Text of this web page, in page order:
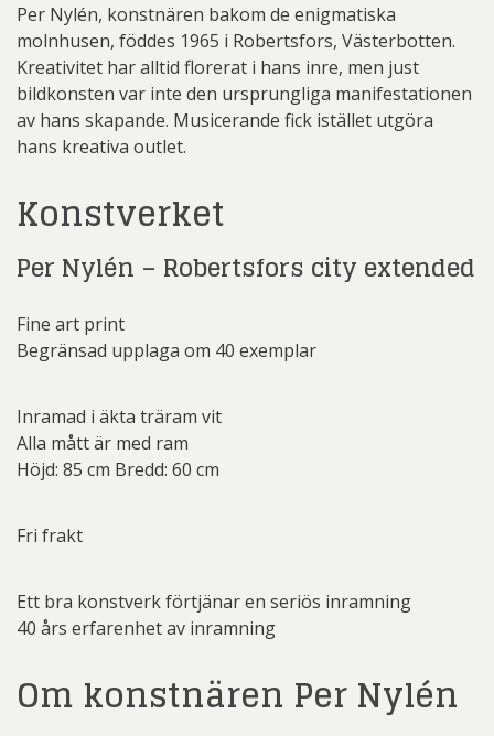
Per Nylén, konstnären bakom de enigmatiska
molnhusen, föddes 1965 i Robertsfors, Västerbotten.
Kreativitet har alltid florerat i hans inre, men just
bildkonsten var inte den ursprungliga manifestationen
av hans skapande. Musicerande fick istället utgöra
hans kreativa outlet.
Konstverket
Per Nylén – Robertsfors city extended
Fine art print
Begränsad upplaga om 40 exemplar
Inramad i äkta träram vit
Alla mått är med ram
Höjd: 85 cm Bredd: 60 cm
Fri frakt
Ett bra konstverk förtjänar en seriös inramning
40 års erfarenhet av inramning
Om konstnären Per Nylén